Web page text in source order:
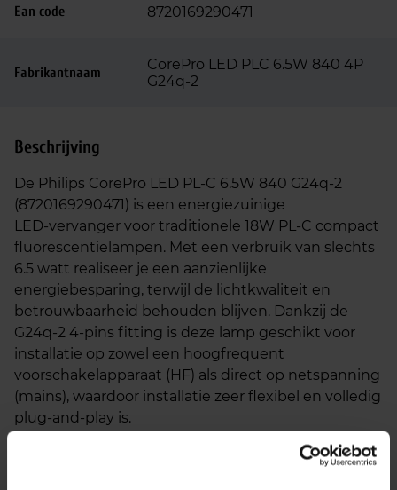
Ean code 8720169290471
Fabrikantnaam
CorePro LED PLC 6.5W 840 4P
G24q-2
Beschrijving
De Philips CorePro LED PL‑C 6.5W 840 G24q‑2
(8720169290471) is een energiezuinige
LED‑vervanger voor traditionele 18W PL‑C compact
fluorescentielampen. Met een verbruik van slechts
6.5 watt realiseer je een aanzienlijke
energiebesparing, terwijl de lichtkwaliteit en
betrouwbaarheid behouden blijven. Dankzij de
G24q‑2 4‑pins fitting is deze lamp geschikt voor
installatie op zowel een hoogfrequent
voorschakelapparaat (HF) als direct op netspanning
(mains), waardoor installatie zeer flexibel en volledig
plug‑and‑play is.
Deze uitvoering straalt koel wit licht (4000K) uit.